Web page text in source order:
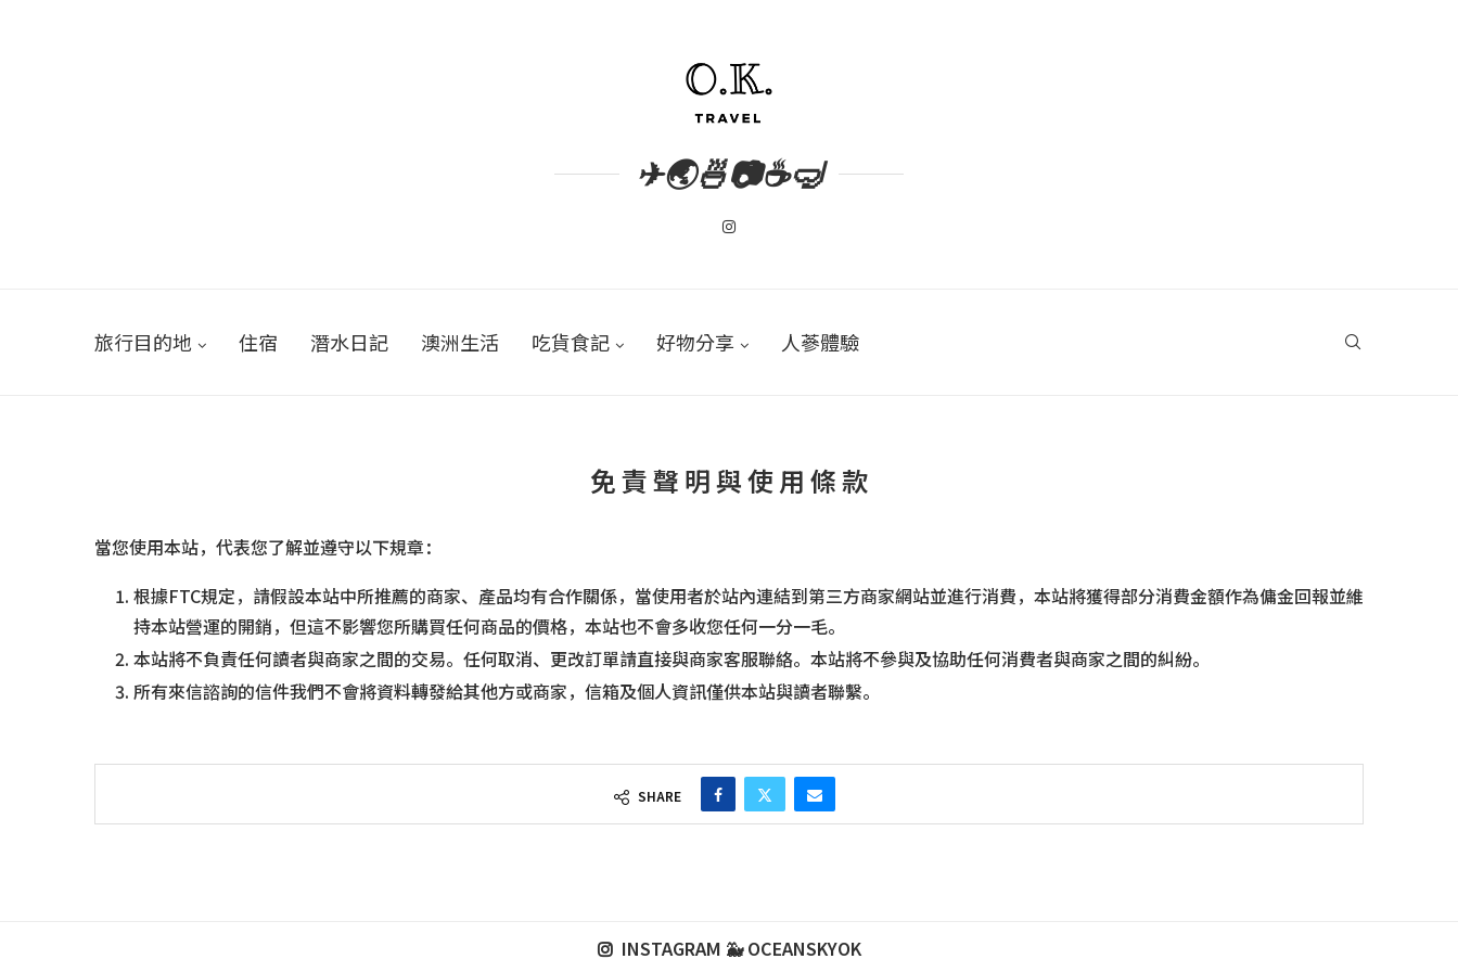
✈🌏🍜📷☕🤿
旅行目的地 住宿 潛水日記 澳洲生活 吃貨食記 好物分享 人蔘體驗
免 責 聲 明 與 使 用 條 款
當您使用本站，代表您了解並遵守以下規章：
根據FTC規定，請假設本站中所推薦的商家、產品均有合作關係，當使用者於站內連結到第三方商家網站並進行消費，本站將獲得部分消費金額作為傭金回報並維
持本站營運的開銷，但這不影響您所購買任何商品的價格，本站也不會多收您任何一分一毛。
本站將不負責任何讀者與商家之間的交易。任何取消、更改訂單請直接與商家客服聯絡。本站將不參與及協助任何消費者與商家之間的糾紛。
所有來信諮詢的信件我們不會將資料轉發給其他方或商家，信箱及個人資訊僅供本站與讀者聯繫。
SHARE
INSTAGRAM 🐳 OCEANSKYOK